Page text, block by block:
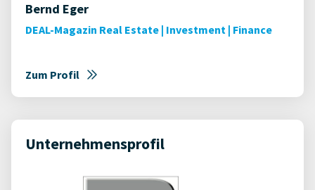
Bernd Eger
DEAL-Magazin Real Estate | Investment | Finance
Zum Profil
Unternehmensprofil